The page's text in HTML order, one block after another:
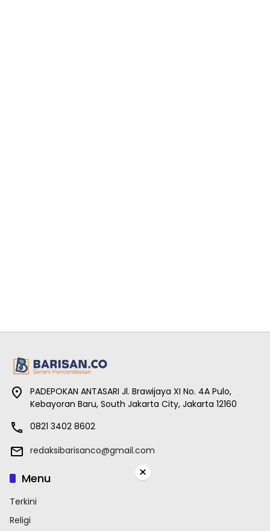
PADEPOKAN ANTASARI Jl. Brawijaya XI No. 4A Pulo,
Kebayoran Baru, South Jakarta City, Jakarta 12160
0821 3402 8602
redaksibarisanco@gmail.com
Menu
Terkini
Religi
×